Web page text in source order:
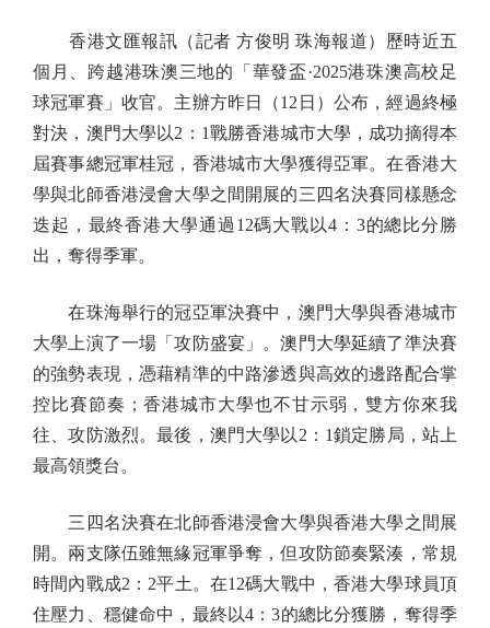
香港文匯報訊（記者 方俊明 珠海報道）歷時近五
個月、跨越港珠澳三地的「華發盃·2025港珠澳高校足
球冠軍賽」收官。主辦方昨日（12日）公布，經過終極
對決，澳門大學以2：1戰勝香港城市大學，成功摘得本
屆賽事總冠軍桂冠，香港城市大學獲得亞軍。在香港大
學與北師香港浸會大學之間開展的三四名決賽同樣懸念
迭起，最終香港大學通過12碼大戰以4：3的總比分勝
出，奪得季軍。
在珠海舉行的冠亞軍決賽中，澳門大學與香港城市
大學上演了一場「攻防盛宴」。澳門大學延續了準決賽
的強勢表現，憑藉精準的中路滲透與高效的邊路配合掌
控比賽節奏；香港城市大學也不甘示弱，雙方你來我
往、攻防激烈。最後，澳門大學以2：1鎖定勝局，站上
最高領獎台。
三四名決賽在北師香港浸會大學與香港大學之間展
開。兩支隊伍雖無緣冠軍爭奪，但攻防節奏緊湊，常規
時間內戰成2：2平土。在12碼大戰中，香港大學球員頂
住壓力、穩健命中，最終以4：3的總比分獲勝，奪得季